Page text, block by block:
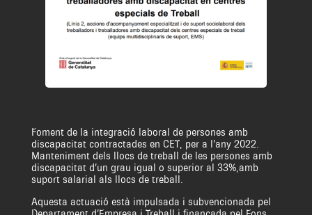
Foment de la integració laboral de persones amb
discapacitat contractades en CET, per a l’any 2022.
Manteniment dels llocs de treball de les persones amb
discapacitat d’un grau igual o superior al 33%,amb
suport salarial als llocs de treball.
Aquesta actuació està impulsada i subvencionada pel